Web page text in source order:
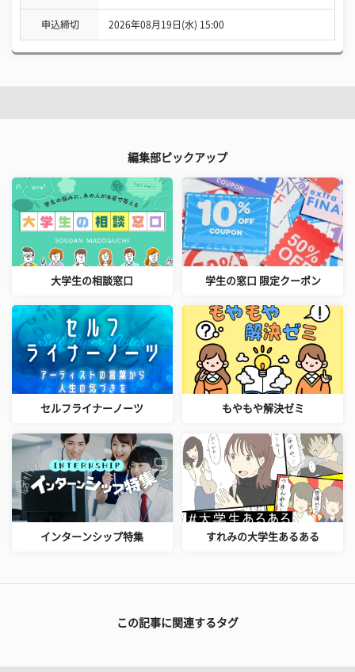
申込締切 2026年08月19日(水) 15:00
編集部ピックアップ
大学生の相談窓口 学生の窓口 限定クーポン
セルフライナーノーツ もやもや解決ゼミ
インターンシップ特集 すれみの大学生あるある
この記事に関連するタグ